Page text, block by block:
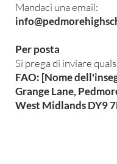
Mandaci una email:
Per posta
Si prega di inviare
FAO: [Nome
Grange Lane,
West Midlands DY9